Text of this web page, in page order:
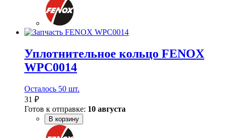
Уплотнительное кольцо FENOX
WPC0014
Осталось 50 шт.
31 ₽
Готов к отправке: 10 августа
В корзину